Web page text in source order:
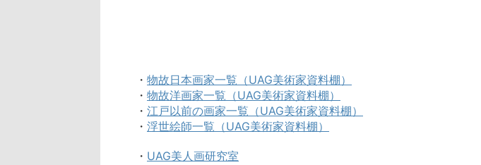
・ 物故日本画家一覧（UAG美術家資料棚）
・ 物故洋画家一覧（UAG美術家資料棚）
・ 江戸以前の画家一覧（UAG美術家資料棚）
・ 浮世絵師一覧（UAG美術家資料棚）
・ UAG美人画研究室